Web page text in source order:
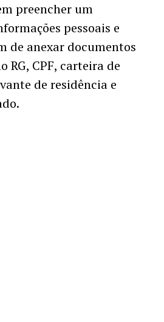
preencher um
pessoais e
de anexar documentos
RG, CPF, carteira de
de residência e